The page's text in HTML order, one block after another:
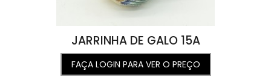
JARRINHA DE GALO 15A
FAÇA LOGIN PARA VER O PREÇO